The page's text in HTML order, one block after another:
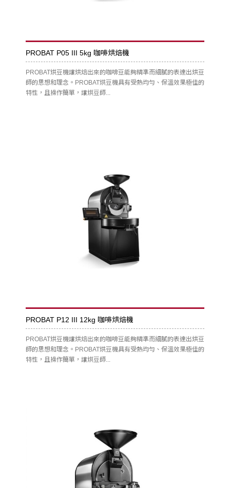
PROBAT P05 III 5kg 咖啡烘焙機
PROBAT烘豆機讓烘焙出來的咖啡豆能夠精準而細膩的表達出烘豆
師的思想和理念。PROBAT烘豆機具有受熱均勻、保溫效果極佳的
特性，且操作簡單，讓烘豆師...
PROBAT P12 III 12kg 咖啡烘焙機
PROBAT烘豆機讓烘焙出來的咖啡豆能夠精準而細膩的表達出烘豆
師的思想和理念。PROBAT烘豆機具有受熱均勻、保溫效果極佳的
特性，且操作簡單，讓烘豆師...